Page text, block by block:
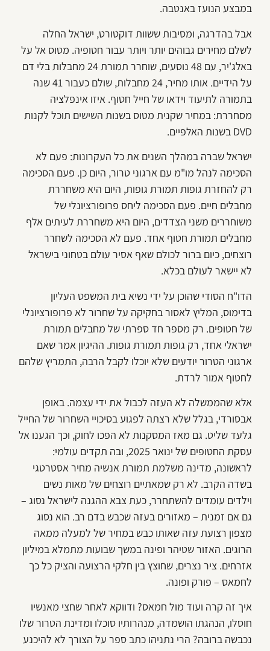
במבצע הנועז באנטבה.
אבל בהדרגה, ומסיבות ששוות דוקטורט, ישראל החלה
לשלם מחירים גבוהים יותר ויותר עבור חטופיה. מטוס אל על
באלג'יר, עם 48 נוסעים, שוחרר תמורת 24 מחבלות בלי דם
על הידיים. אותו מחיר, 24 מחבלות, שולם כעבור 41 שנה
בתמורה לתיעוד וידאו של חייל חטוף. איזו אינפלציה
מסחררת: במחיר שקנית מטוס בשנות השישים תוכל לקנות
DVD בשנות האלפיים.
ישראל שברה במהלך השנים את כל העקרונות: פעם לא
הסכימה לנהל מו"מ עם ארגוני טרור, היום כן. פעם הסכימה
רק להחזרת גופות תמורת גופות, היום היא משחררת
מחבלים חיים. פעם הסכימה ליחס פרופורציונלי של
משוחררים משני הצדדים, היום היא משחררת לעיתים אלף
מחבלים תמורת חטוף אחד. פעם לא הסכימה לשחרר
רוצחים, כיום ברור לכולם שאף אסיר עולם בטחוני בישראל
לא יישאר לעולם בכלא.
הדו"ח הסודי שהוכן על ידי נשיא בית המשפט העליון
בדימוס, המליץ לאסור בחקיקה על שחרור לא פרופורציונלי
של חטופים. רק מספר חד ספרתי של מחבלים תמורת
ישראלי אחד, רק גופות תמורת גופות. ההיגיון אמר שאם
ארגוני הטרור יודעים שלא יוכלו לקבל הרבה, התמריץ שלהם
לחטוף אמור לרדת.
אלא שהממשלה לא העזה לכבול את ידי עצמה. באופן
אבסורדי, בגלל שלא רצתה לפגוע בסיכויי השחרור של החייל
גלעד שליט. גם מאז המסקנות לא הפכו לחוק, וכך הגענו אל
עסקת החטופים של ינואר 2025, ובה תקדים עולמי:
לראשונה, מדינה משלמת תמורת אנשיה מחיר אסטרטגי
בשדה הקרב. לא רק שמאתיים רוצחים של מאות נשים
וילדים עומדים להשתחרר, כעת צבא ההגנה לישראל נסוג –
גם אם זמנית – מאזורים בעזה שכבש בדם רב. הוא נסוג
מצפון רצועת עזה שאותו כבש במחיר של למעלה ממאה
הרוגים. האזור שטיהר ופינה במשך שבועות מתמלא במיליון
אזרחים. ציר נצרים, שחוצץ בין חלקי הרצועה והציק כל כך
לחמאס – פורק ופונה.
איך זה קרה ועוד מול חמאס? ודווקא לאחר שחצי מאנשיו
חוסלו, הנהגתו הושמדה, מנהרותיו סוכלו ומדינת הטרור שלו
נכבשה ברובה? הרי נתניהו כתב ספר על הצורך לא להיכנע